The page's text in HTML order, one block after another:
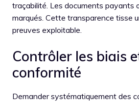
traçabilité. Les documents payants
marqués. Cette transparence tisse
preuves exploitable.
Contrôler les biais
conformité
Demander systématiquement des